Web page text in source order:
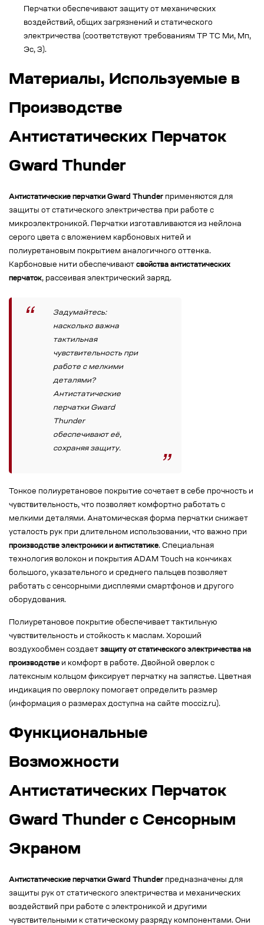
Перчатки обеспечивают защиту от механических
воздействий, общих загрязнений и статического
электричества (соответствуют требованиям ТР ТС Ми, Мп,
Эс, З).
Материалы, Используемые в
Производстве
Антистатических Перчаток
Gward Thunder
Антистатические перчатки Gward Thunder применяются для
защиты от статического электричества при работе с
микроэлектроникой. Перчатки изготавливаются из нейлона
серого цвета с вложением карбоновых нитей и
полиуретановым покрытием аналогичного оттенка.
Карбоновые нити обеспечивают свойства антистатических
перчаток, рассеивая электрический заряд.
Задумайтесь:
насколько важна
тактильная
чувствительность при
работе с мелкими
деталями?
Антистатические
перчатки Gward
Thunder
обеспечивают её,
сохраняя защиту.
Тонкое полиуретановое покрытие сочетает в себе прочность и
чувствительность, что позволяет комфортно работать с
мелкими деталями. Анатомическая форма перчатки снижает
усталость рук при длительном использовании, что важно при
производстве электроники и антистатике. Специальная
технология волокон и покрытия ADAM Touch на кончиках
большого, указательного и среднего пальцев позволяет
работать с сенсорными дисплеями смартфонов и другого
оборудования.
Полиуретановое покрытие обеспечивает тактильную
чувствительность и стойкость к маслам. Хороший
воздухообмен создает защиту от статического электричества на
производстве и комфорт в работе. Двойной оверлок с
латексным кольцом фиксирует перчатку на запястье. Цветная
индикация по оверлоку помогает определить размер
(информация о размерах доступна на сайте mocciz.ru).
Функциональные
Возможности
Антистатических Перчаток
Gward Thunder с Сенсорным
Экраном
Антистатические перчатки Gward Thunder предназначены для
защиты рук от статического электричества и механических
воздействий при работе с электроникой и другими
чувствительными к статическому разряду компонентами. Они